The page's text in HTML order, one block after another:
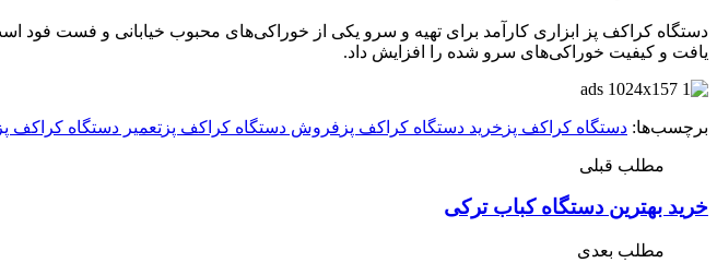
دستگاه کراکف پز ابزاری کارآمد برای تهیه و سرو یکی از خوراکی‌های محبوب خیابانی و فست فود
یافت و کیفیت خوراکی‌های سرو شده را افزایش داد.
برچسب‌ها: دستگاه کراکف پز خرید دستگاه کراکف پز فروش دستگاه کراکف پز تعمیر دستگاه کراکف پز
مطلب قبلی
خرید بهترین دستگاه کباب ترکی
مطلب بعدی